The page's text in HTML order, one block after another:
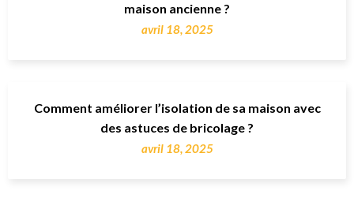
maison ancienne ?
avril 18, 2025
Comment améliorer l’isolation de sa maison avec
des astuces de bricolage ?
avril 18, 2025